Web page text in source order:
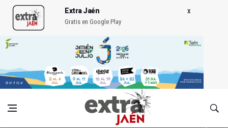
Extra Jaén
Gratis en Google Play